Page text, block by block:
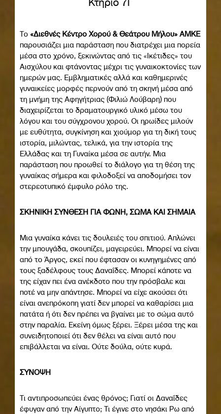
Το «Διεθνές Κέντρο Χορού & Θεάτρου Μήλου» ΑΜΚΕ
παρουσιάζει μια παράσταση που διατρέχει μια πορεία
μέσα στο χρόνο, ξεκινώντας από τις «Ικέτιδες» του
Αισχύλου και φτάνοντας μέχρι τις γυναικοκτονίες των
ημερών μας. Εμβληματικές αλλά και καθημερινές
γυναικείες μορφές περνούν από τη σκηνή μέσα από
τη μνήμη της Αφηγήτριας (Φιλιώ Λούβαρη) που
διαχειρίζεται το δραματουργικό υλικό μέσω του
λόγου και του σύγχρονου χορού. Οι ηρωίδες μιλούν
με ευθύτητα, συγκίνηση και χιούμορ για τη δική τους
ιστορία, μιλώντας, τελικά, για την ιστορία της
Ελλάδας και τη Γυναίκα μέσα σε αυτήν. Μια
παράσταση που προωθεί το διάλογο για τη θέση της
γυναίκας σήμερα και φιλοδοξεί να αποδομήσει τον
στερεοτυπικό έμφυλο ρόλο της.
ΣΚΗΝΙΚΗ ΣΥΝΘΕΣΗ ΓΙΑ ΦΩΝΗ, ΣΩΜΑ ΚΑΙ ΣΗΜΑΙΑ
Μια γυναίκα κάνει τις δουλειές του σπιτιού. Απλώνει
την μπουγάδα, σκουπίζει, μαγειρεύει. Μπορεί να είναι
από το Άργος, εκεί που έφτασαν οι κυνηγημένες από
τους ξαδέλφους τους Δαναΐδες. Μπορεί κάποτε να
της είχαν πει ένα ανέκδοτο που την πρόσβαλε και
ποτέ να μην απάντησε. Μπορεί να είχε ακούσει ότι
είναι ανεπρόκοπη γιατί δεν μπορεί να καθαρίσει μια
πατάτα ή ότι δεν πρέπει να βγαίνει με το σώμα αυτό
στην παραλία. Εκείνη όμως ξέρει. Ξέρει μέσα της και
συνειδητοποιεί ότι δεν θέλει να είναι αυτό που
επιβάλλεται να είναι. Ούτε δούλα, ούτε κυρά.
ΣΥΝΟΨΗ
Τι αντιπροσωπεύει ένας θρόνος; Γιατί οι Δαναΐδες
έφυγαν από την Αίγυπτο; Τι έγινε στο νησάκι Ρω από